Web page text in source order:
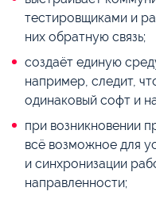
тестировщиками и
них обратную связь;
создаёт единую
например, следит,
одинаковый софт и
при возникновении
всё возможное для
и синхронизации
направленности;